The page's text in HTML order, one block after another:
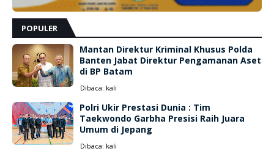
POPULER
Mantan Direktur Kriminal Khusus Polda
Banten Jabat Direktur Pengamanan Aset
di BP Batam
Dibaca: kali
Polri Ukir Prestasi Dunia : Tim
Taekwondo Garbha Presisi Raih Juara
Umum di Jepang
Dibaca: kali